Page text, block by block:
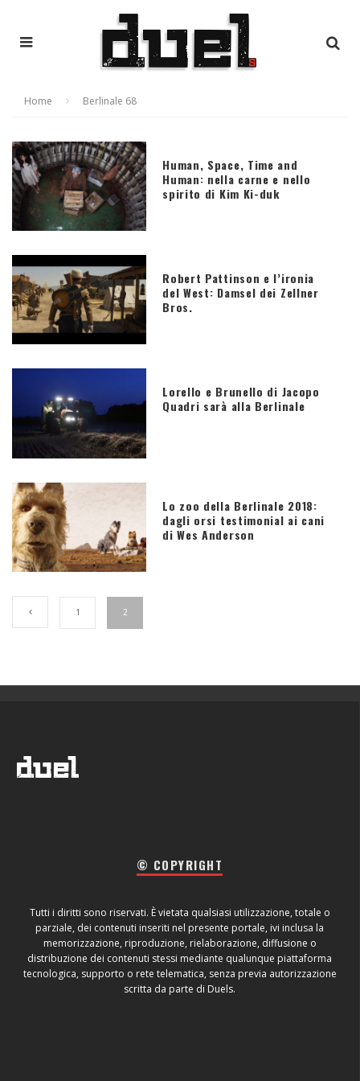
Home Berlinale 68
Human, Space, Time and
Human: nella carne e nello
spirito di Kim Ki-duk
Robert Pattinson e l’ironia
del West: Damsel dei Zellner
Bros.
Lorello e Brunello di Jacopo
Quadri sarà alla Berlinale
Lo zoo della Berlinale 2018:
dagli orsi testimonial ai cani
di Wes Anderson
1 2
© COPYRIGHT
Tutti i diritti sono riservati. È vietata qualsiasi utilizzazione, totale o
parziale, dei contenuti inseriti nel presente portale, ivi inclusa la
memorizzazione, riproduzione, rielaborazione, diffusione o
distribuzione dei contenuti stessi mediante qualunque piattaforma
tecnologica, supporto o rete telematica, senza previa autorizzazione
scritta da parte di Duels.